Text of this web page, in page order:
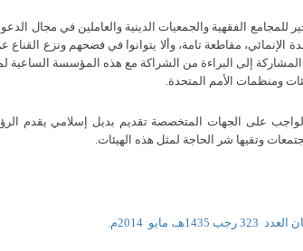
للمجامع الفقهية والجمعيات الدينية والعاملين في مجال
الإنمائي، مقاطعة تامة، وألا يتوانوا في فضحهم ونزع
إلى البراءة من الشراكة مع هذه المؤسسة الساعية
ومنظمات الأمم المتحدة
على الجهات المتخصصة تقديم بديل إسلامي يقدم
وتقيها شر الحاجة لمثل هذه الهيئات.
العدد 323 رجب 1435هـ، مايو 2014م.